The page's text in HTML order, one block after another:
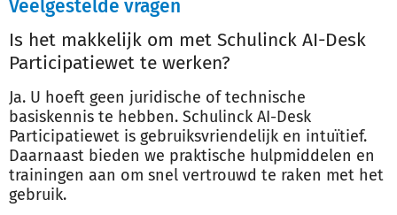
Veelgestelde vragen
Is het makkelijk om met Schulinck AI-Desk
Participatiewet te werken?
Ja. U hoeft geen juridische of technische
basiskennis te hebben. Schulinck AI-Desk
Participatiewet is gebruiksvriendelijk en intuïtief.
Daarnaast bieden we praktische hulpmiddelen en
trainingen aan om snel vertrouwd te raken met het
gebruik.